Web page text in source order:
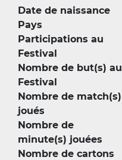
Date de naissance
Pays
Participations au
Festival
Nombre de but(s) au
Festival
Nombre de match(s)
joués
Nombre de
minute(s) jouées
Nombre de cartons